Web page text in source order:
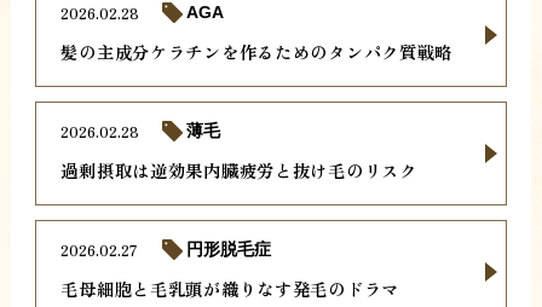
髪の主成分ケラチンを作るためのタンパク質戦略
2026.02.28 AGA
過剰摂取は逆効果内臓疲労と抜け毛のリスク
2026.02.28 薄毛
毛母細胞と毛乳頭が織りなす発毛のドラマ
2026.02.27 円形脱毛症